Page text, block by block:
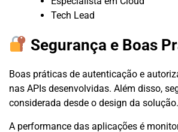
Tech Lead
Segurança e Boas
Boas práticas de autenticação e
nas APIs desenvolvidas. Além disso,
considerada desde o design da solução.
A performance das aplicações é